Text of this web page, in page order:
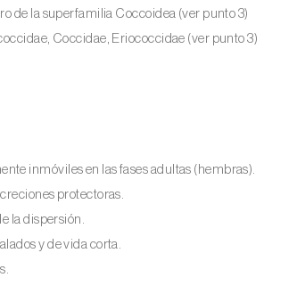
de la superfamilia Coccoidea (ver punto 3)
Coccidae, Eriococcidae (ver punto 3)
inmóviles en las fases adultas (hembras).
protectoras.
la dispersión.
y de vida corta.